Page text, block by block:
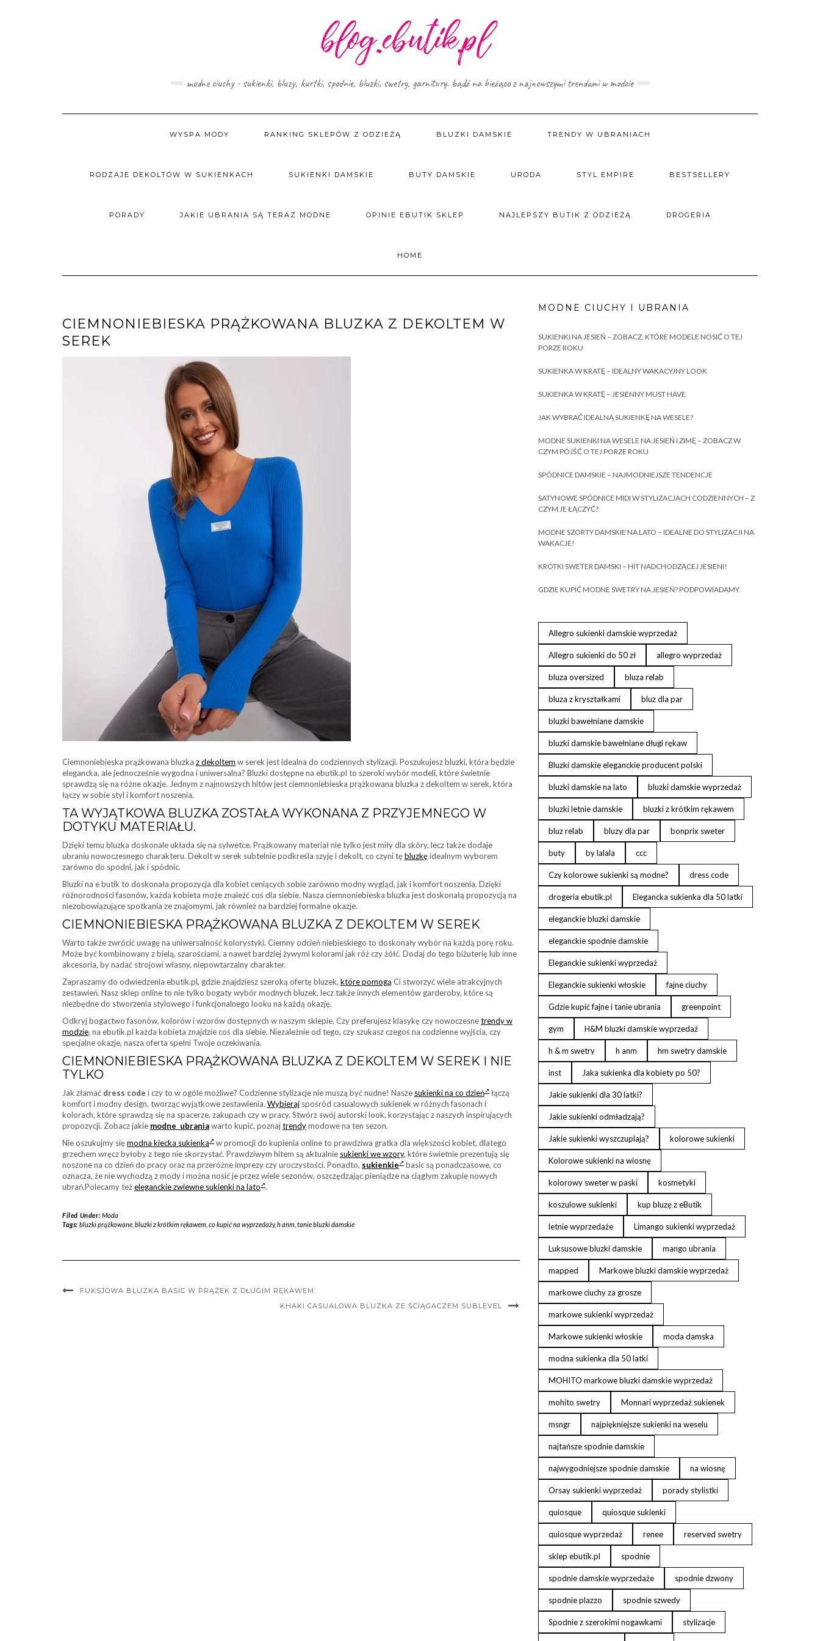
modne ciuchy - sukienki, bluzy, kurtki, spodnie, bluzki, swetry, garnitury. bądź na bieżąco z najnowszymi trendami w modzie
WYSPA MODY RANKING SKLEPÓW Z ODZIEŻĄ BLUZKI DAMSKIE TRENDY W UBRANIACH
RODZAJE DEKOLTÓW W SUKIENKACH SUKIENKI DAMSKIE BUTY DAMSKIE URODA STYL EMPIRE BESTSELLERY
PORADY JAKIE UBRANIA SĄ TERAZ MODNE OPINIE EBUTIK SKLEP NAJLEPSZY BUTIK Z ODZIEŻĄ DROGERIA
HOME
CIEMNONIEBIESKA PRĄŻKOWANA BLUZKA Z DEKOLTEM W
SEREK
Ciemnoniebieska prążkowana bluzka z dekoltem w serek jest idealna do codziennych stylizacji. Poszukujesz bluzki, która będzie
elegancka, ale jednocześnie wygodna i uniwersalna? Bluzki dostępne na ebutik.pl to szeroki wybór modeli, które świetnie
sprawdzą się na różne okazje. Jednym z najnowszych hitów jest ciemnoniebieska prążkowana bluzka z dekoltem w serek, która
łączy w sobie styl i komfort noszenia.
TA WYJĄTKOWA BLUZKA ZOSTAŁA WYKONANA Z PRZYJEMNEGO W
DOTYKU MATERIAŁU.
Dzięki temu bluzka doskonale układa się na sylwetce. Prążkowany materiał nie tylko jest miły dla skóry, lecz także dodaje
ubraniu nowoczesnego charakteru. Dekolt w serek subtelnie podkreśla szyję i dekolt, co czyni tębluzkęidealnym wyborem
zarówno do spodni, jak i spódnic.
Bluzki na e butik to doskonała propozycja dla kobiet ceniących sobie zarówno modny wygląd, jak i komfort noszenia. Dzięki
różnorodności fasonów, każda kobieta może znaleźć coś dla siebie. Nasza ciemnoniebieska bluzka jest doskonałą propozycją na
niezobowiązujące spotkania ze znajomymi, jak również na bardziej formalne okazje.
CIEMNONIEBIESKA PRĄŻKOWANA BLUZKA Z DEKOLTEM W SEREK
Warto także zwrócić uwagę na uniwersalność kolorystyki. Ciemny odcień niebieskiego to doskonały wybór na każdą porę roku.
Może być kombinowany z bielą, szarościami, a nawet bardziej żywymi kolorami jak róż czy żółć. Dodaj do tego biżuterię lub inne
akcesoria, by nadać strojowi własny, niepowtarzalny charakter.
Zapraszamy do odwiedzenia ebutik.pl, gdzie znajdziesz szeroką ofertę bluzek, które pomogą Ci stworzyć wiele atrakcyjnych
zestawień. Nasz sklep online to nie tylko bogaty wybór modnych bluzek, lecz także innych elementów garderoby, które są
niezbędne do stworzenia stylowego i funkcjonalnego looku na każdą okazję.
Odkryj bogactwo fasonów, kolorów i wzorów dostępnych w naszym sklepie. Czy preferujesz klasykę czy nowoczesnetrendy w
modzie, na ebutik.pl każda kobieta znajdzie coś dla siebie. Niezależnie od tego, czy szukasz czegoś na codzienne wyjścia, czy
specjalne okazje, nasza oferta spełni Twoje oczekiwania.
CIEMNONIEBIESKA PRĄŻKOWANA BLUZKA Z DEKOLTEM W SEREK I NIE
TYLKO
Jak złamać dress code i czy to w ogóle możliwe? Codzienne stylizacje nie muszą być nudne! Nasze sukienki na co dzień
łączą
komfort i modny design, tworząc wyjątkowe zestawienia. Wybieraj spośród casualowych sukienek w różnych fasonach i
kolorach, które sprawdzą się na spacerze, zakupach czy w pracy. Stwórz swój autorski look, korzystając z naszych inspirujących
propozycji. Zobacz jakie modne ubraniawarto kupić, poznajtrendymodowe na ten sezon.
Nie oszukujmy sięmodna kiecka sukienka
w promocji do kupienia online to prawdziwa gratka dla większości kobiet, dlatego
grzechem wręcz byłoby z tego nie skorzystać. Prawdziwym hitem są aktualnie sukienki we wzory, które świetnie prezentują się
noszone na co dzień do pracy oraz na przeróżne imprezy czy uroczystości. Ponadto, sukienkie
basic są ponadczasowe, co
oznacza, że nie wychodzą z mody i można nosić je przez wiele sezonów, oszczędzając pieniądze na ciągłym zakupie nowych
ubrań.Polecamy teżeleganckie zwiewne sukienki na lato .
Filed Under:Moda
Tags: bluzki prążkowane, bluzki z krótkim rękawem co kupić na wyprzedaży,h anm tanie bluzki damskie
FUKSJOWA BLUZKA BASIC W PRĄŻEK Z DŁUGIM RĘKAWEM
KHAKI CASUALOWA BLUZKA ZE ŚCIĄGACZEM SUBLEVEL
MODNE CIUCHY I UBRANIA
SUKIENKI NA JESIEŃ – ZOBACZ, KTÓRE MODELE NOSIĆ O TEJ
PORZE ROKU
SUKIENKA W KRATĘ – IDEALNY WAKACYJNY LOOK
SUKIENKA W KRATĘ – JESIENNY MUST HAVE
JAK WYBRAĆ IDEALNĄ SUKIENKĘ NA WESELE?
MODNE SUKIENKI NA WESELE NA JESIEŃ I ZIMĘ – ZOBACZ W
CZYM PÓJŚĆ O TEJ PORZE ROKU
SPÓDNICE DAMSKIE – NAJMODNIEJSZE TENDENCJE
SATYNOWE SPÓDNICE MIDI W STYLIZACJACH CODZIENNYCH – Z
CZYM JE ŁĄCZYĆ?
MODNE SZORTY DAMSKIE NA LATO – IDEALNE DO STYLIZACJI NA
WAKACJE!
KRÓTKI SWETER DAMSKI – HIT NADCHODZĄCEJ JESIENI!
GDZIE KUPIĆ MODNE SWETRY NA JESIEŃ? PODPOWIADAMY
Allegro sukienki damskie wyprzedaż
Allegro sukienki do 50 zł allegro wyprzedaż
bluza oversized bluza relab
bluza z kryształkami bluz dla par
bluzki bawełniane damskie
bluzki damskie bawełniane długi rękaw
Bluzki damskie eleganckie producent polski
bluzki damskie na lato bluzki damskie wyprzedaż
bluzki letnie damskie bluzki z krótkim rękawem
bluz relab bluzy dla par bonprix sweter
buty by lalala ccc
Czy kolorowe sukienki są modne? dress code
drogeria ebutik.pl Elegancka sukienka dla 50 latki
eleganckie bluzki damskie
eleganckie spodnie damskie
Eleganckie sukienki wyprzedaż
Eleganckie sukienki włoskie fajne ciuchy
Gdzie kupić fajne i tanie ubrania greenpoint
gym H&M bluzki damskie wyprzedaż
h & m swetry h anm hm swetry damskie
inst Jaka sukienka dla kobiety po 50?
Jakie sukienki dla 30 latki?
Jakie sukienki odmładzają?
Jakie sukienki wyszczuplają? kolorowe sukienki
Kolorowe sukienki na wiosnę
kolorowy sweter w paski kosmetyki
koszulowe sukienki kup bluzę z eButik
letnie wyprzedaże Limango sukienki wyprzedaż
Luksusowe bluzki damskie mango ubrania
mapped Markowe bluzki damskie wyprzedaż
markowe ciuchy za grosze
markowe sukienki wyprzedaż
Markowe sukienki włoskie moda damska
modna sukienka dla 50 latki
MOHITO markowe bluzki damskie wyprzedaż
mohito swetry Monnari wyprzedaż sukienek
msngr najpiękniejsze sukienki na weselu
najtańsze spodnie damskie
najwygodniejsze spodnie damskie na wiosnę
Orsay sukienki wyprzedaż porady stylistki
quiosque quiosque sukienki
quiosque wyprzedaż renee reserved swetry
sklep ebutik.pl spodnie
spodnie damskie wyprzedaże spodnie dzwony
spodnie plazzo spodnie szwedy
Spodnie z szerokimi nogawkami stylizacje